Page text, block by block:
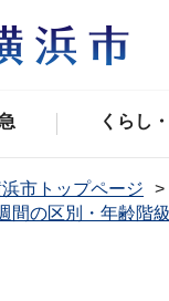
くらし
市トップページ
間の区別・年齢階